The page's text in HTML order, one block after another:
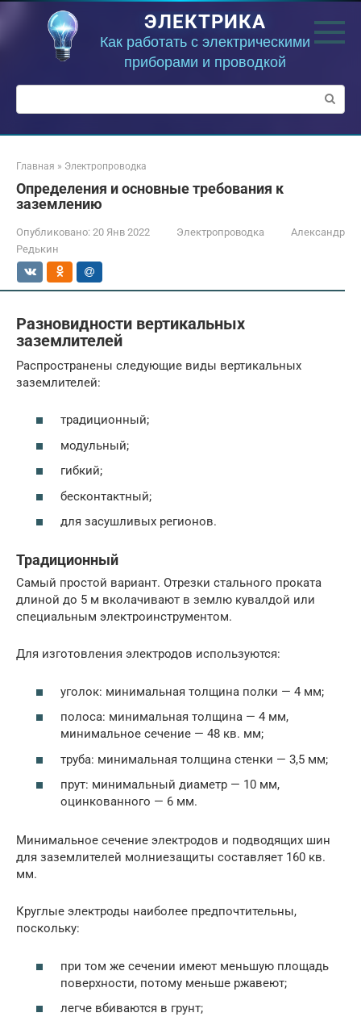
ЭЛЕКТРИКА
Как работать с электрическими
приборами и проводкой
Поиск:
Главная » Электропроводка
Определения и основные требования к
заземлению
Опубликовано: 20 Янв 2022 Электропроводка
Александр
Редькин
Разновидности вертикальных
заземлителей
Распространены следующие виды вертикальных
заземлителей:
традиционный;
модульный;
гибкий;
бесконтактный;
для засушливых регионов.
Традиционный
Самый простой вариант. Отрезки стального проката
длиной до 5 м вколачивают в землю кувалдой или
специальным электроинструментом.
Для изготовления электродов используются:
уголок: минимальная толщина полки — 4 мм;
полоса: минимальная толщина — 4 мм,
минимальное сечение — 48 кв. мм;
труба: минимальная толщина стенки — 3,5 мм;
прут: минимальный диаметр — 10 мм,
оцинкованного — 6 мм.
Минимальное сечение электродов и подводящих шин
для заземлителей молниезащиты составляет 160 кв.
мм.
Круглые электроды наиболее предпочтительны,
поскольку:
при том же сечении имеют меньшую площадь
поверхности, потому меньше ржавеют;
легче вбиваются в грунт;